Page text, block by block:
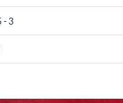
3